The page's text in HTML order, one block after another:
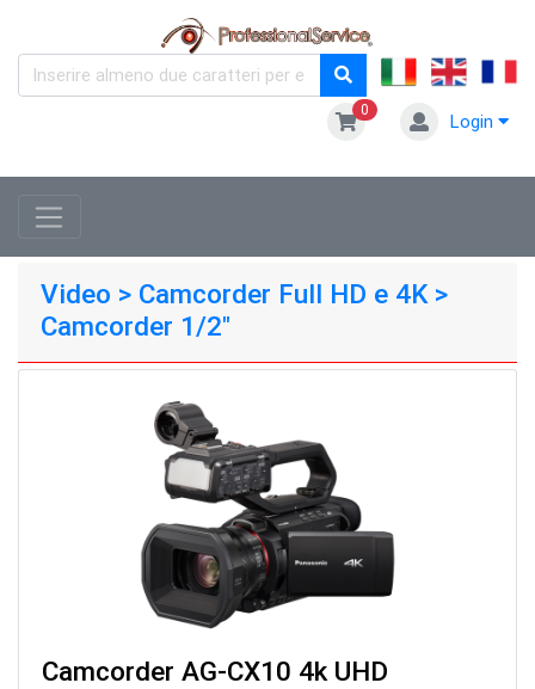
0
Login
Video > Camcorder Full HD e 4K >
Camcorder 1/2"
Camcorder AG-CX10 4k UHD